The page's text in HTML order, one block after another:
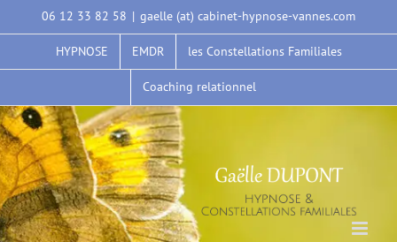
Passer
au
06 12 33 82 58 | gaelle (at) cabinet-hypnose-vannes.com
HYPNOSE EMDR les Constellations Familiales
Coaching relationnel